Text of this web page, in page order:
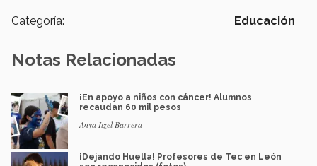
Categoría: Educación
Notas Relacionadas
¡En apoyo a niños con cáncer! Alumnos
recaudan 60 mil pesos
Anya Itzel Barrera
¡Dejando Huella! Profesores de Tec en León